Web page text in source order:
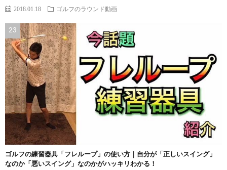
2018.01.18 ゴルフのラウンド動画
ゴルフの練習器具「フレループ」の使い方｜自分が「正しいスイング」
なのか「悪いスイング」なのかがハッキリわかる！